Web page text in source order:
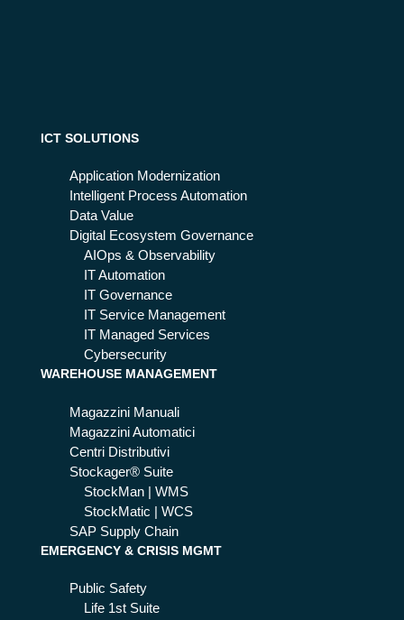
ICT SOLUTIONS
Application Modernization
Intelligent Process Automation
Data Value
Digital Ecosystem Governance
AIOps & Observability
IT Automation
IT Governance
IT Service Management
IT Managed Services
Cybersecurity
WAREHOUSE MANAGEMENT
Magazzini Manuali
Magazzini Automatici
Centri Distributivi
Stockager® Suite
StockMan | WMS
StockMatic | WCS
SAP Supply Chain
EMERGENCY & CRISIS MGMT
Public Safety
Life 1st Suite